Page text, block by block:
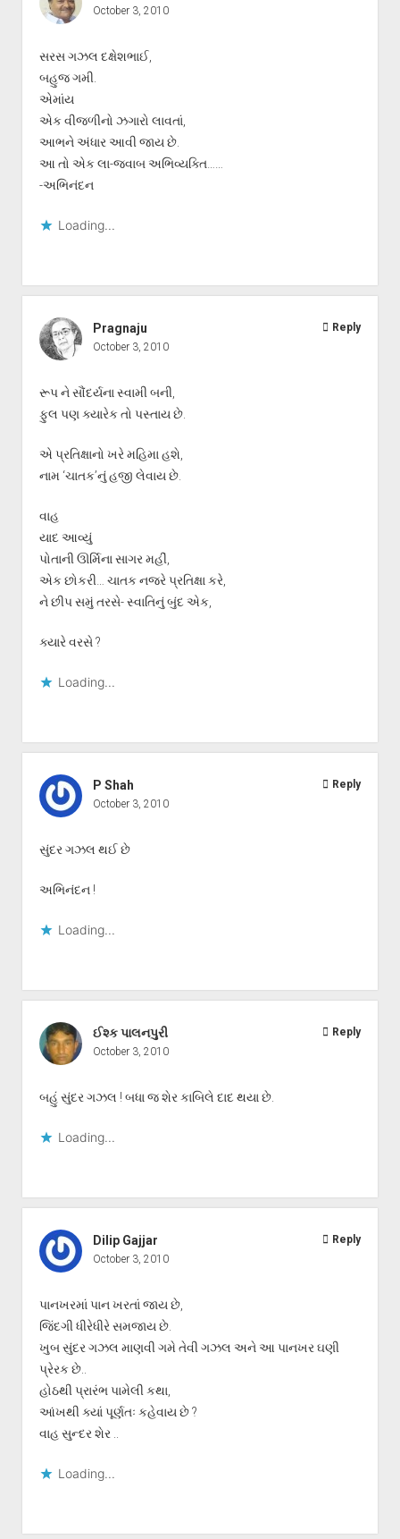
October 3, 2010
સરસ ગઝલ દક્ષેશભાઈ,
બહુજ ગમી.
એમાંય
એક વીજળીનો ઝગારો લાવતાં,
આભને અંધાર આવી જાય છે.
આ તો એક લા-જવાબ અભિવ્યક્તિ……
-અભિનંદન
Loading...
Pragnaju
October 3, 2010
રૂપ ને સૌંદર્યના સ્વામી બની,
ફુલ પણ ક્યારેક તો પસ્તાય છે.
એ પ્રતિક્ષાનો ખરે મહિમા હશે,
નામ ‘ચાતક’નું હજી લેવાય છે.
વાહ
યાદ આવ્યું
પોતાની ઊર્મિના સાગર મહીં,
એક છોકરી… ચાતક નજરે પ્રતિક્ષા કરે,
ને છીપ સમું તરસે- સ્વાતિનું બુંદ એક,
ક્યારે વરસે ?
Loading...
Reply
P Shah
October 3, 2010
સુંદર ગઝલ થઈ છે
અભિનંદન !
Loading...
Reply
ઈશ્ક પાલનપુરી
October 3, 2010
બહું સુંદર ગઝલ ! બધા જ શેર કાબિલે દાદ થયા છે.
Loading...
Reply
Dilip Gajjar
October 3, 2010
પાનખરમાં પાન ખરતાં જાય છે,
જિંદગી ધીરેધીરે સમજાય છે.
ખુબ સુંદર ગઝલ માણવી ગમે તેવી ગઝલ અને આ પાનખર ઘણી
પ્રેરક છે..
હોઠથી પ્રારંભ પામેલી કથા,
આંખથી ક્યાં પૂર્ણતઃ કહેવાય છે ?
વાહ સુન્દર શેર ..
Loading...
Reply